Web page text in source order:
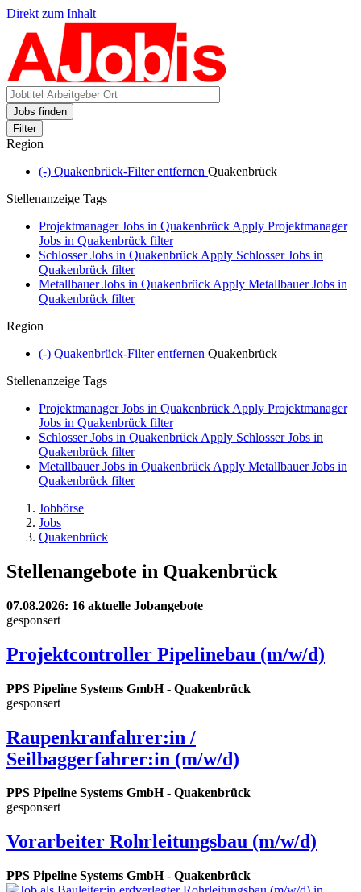
Direkt zum Inhalt
Jobs finden
Filter
Region
(-) Quakenbrück-Filter entfernen Quakenbrück
Stellenanzeige Tags
Projektmanager Jobs in Quakenbrück Apply Projektmanager
Jobs in Quakenbrück filter
Schlosser Jobs in Quakenbrück Apply Schlosser Jobs in
Quakenbrück filter
Metallbauer Jobs in Quakenbrück Apply Metallbauer Jobs in
Quakenbrück filter
Region
(-) Quakenbrück-Filter entfernen Quakenbrück
Stellenanzeige Tags
Projektmanager Jobs in Quakenbrück Apply Projektmanager
Jobs in Quakenbrück filter
Schlosser Jobs in Quakenbrück Apply Schlosser Jobs in
Quakenbrück filter
Metallbauer Jobs in Quakenbrück Apply Metallbauer Jobs in
Quakenbrück filter
Jobbörse
Jobs
Quakenbrück
Stellenangebote in Quakenbrück
07.08.2026: 16 aktuelle Jobangebote
gesponsert
Projektcontroller Pipelinebau (m/w/d)
PPS Pipeline Systems GmbH- Quakenbrück
gesponsert
Raupenkranfahrer:in /
Seilbaggerfahrer:in (m/w/d)
PPS Pipeline Systems GmbH- Quakenbrück
gesponsert
Vorarbeiter Rohrleitungsbau (m/w/d)
PPS Pipeline Systems GmbH- Quakenbrück